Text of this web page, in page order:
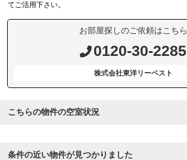
てご活用下さい。
お部屋探しのご依頼はこちら
0120-30-2285
株式会社東洋リーベスト
こちらの物件の空室状況
条件の近い物件が見つかりました